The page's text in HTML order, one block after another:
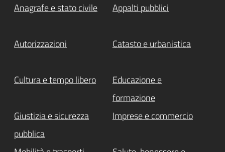
Anagrafe e stato civile Appalti pubblici
Autorizzazioni Catasto e urbanistica
Cultura e tempo libero
Educazione e
formazione
Giustizia e sicurezza
pubblica
Imprese e commercio